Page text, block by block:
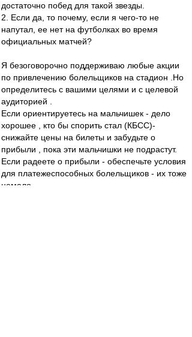
достаточно побед для такой звезды.
2. Если да, то почему, если я чего-то не
напутал, ее нет на футболках во время
официальных матчей?
Я безоговорочно поддерживаю любые акции
по привлечению болельщиков на стадион .Но
определитесь с вашими целями и с целевой
аудиторией .
Если ориентируетесь на мальчишек - дело
хорошее , кто бы спорить стал (КБСС)-
снижайте цены на билеты и забудьте о
прибыли , пока эти мальчишки не подрастут.
Если радеете о прибыли - обеспечьте условия
для платежеспособных болельщиков - их тоже
немало.